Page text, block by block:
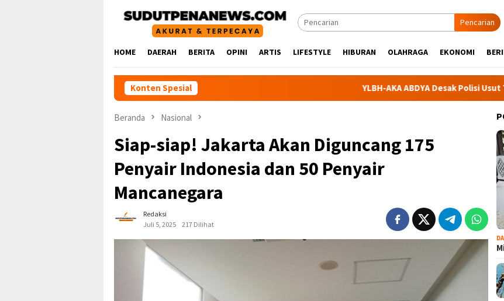
Pencarian
HOME DAERAH BERITA OPINI ARTIS LIFESTYLE HIBURAN OLAHRAGA EKONOMI
Konten Spesial YLBH-AKA ABDYA Desak Polisi Usut Tuntas
Beranda Nasional
Siap-siap! Jakarta Akan Diguncang 175
Penyair Indonesia dan 50 Penyair
Mancanegara
Redaksi
Juli 5, 2025
217 Dilihat